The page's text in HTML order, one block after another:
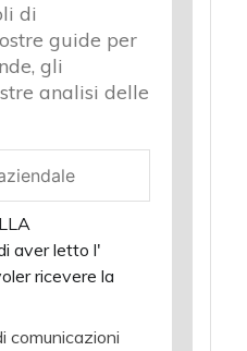
di
guide per
gli
analisi delle
aver letto l'
ricevere la
comunicazioni